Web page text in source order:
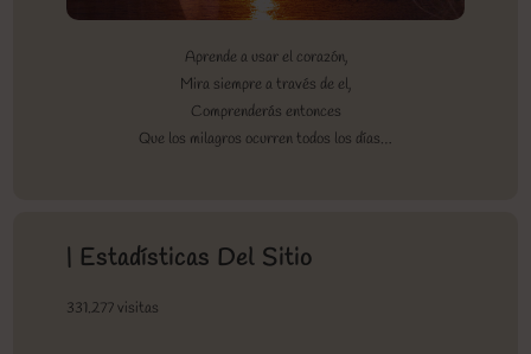
Aprende a usar el corazón,
Mira siempre a través de el,
Comprenderás entonces
Que los milagros ocurren todos los días…
| Estadísticas Del Sitio
331.277 visitas